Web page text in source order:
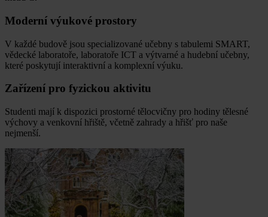
Moderní výukové prostory
V každé budově jsou specializované učebny s tabulemi SMART,
vědecké laboratoře, laboratoře ICT a výtvarné a hudební učebny,
které poskytují interaktivní a komplexní výuku.
Zařízení pro fyzickou aktivitu
Studenti mají k dispozici prostorné tělocvičny pro hodiny tělesné
výchovy a venkovní hřiště, včetně zahrady a hřišť pro naše
nejmenší.